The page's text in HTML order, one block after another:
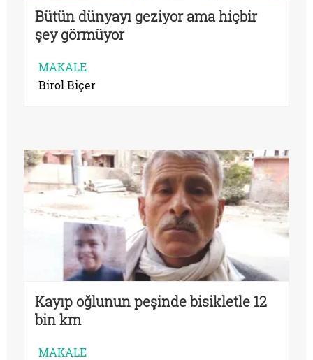
Bütün dünyayı geziyor ama hiçbir
şey görmüyor
MAKALE
Birol Biçer
Kayıp oğlunun peşinde bisikletle 12
bin km
MAKALE